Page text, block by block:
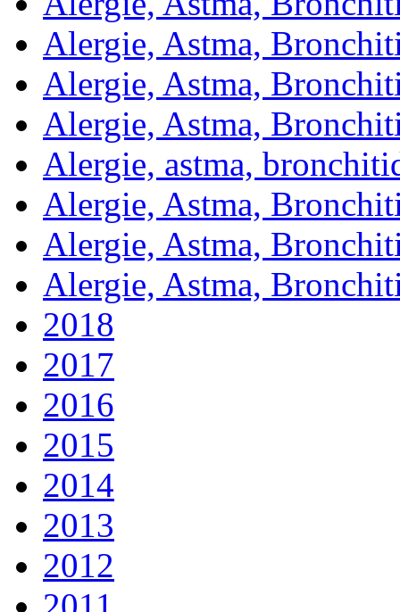
Alergie, Astma,
Alergie, Astma,
Alergie, Astma,
Alergie, astma,
Alergie, Astma,
Alergie, Astma,
Alergie, Astma,
2018
2017
2016
2015
2014
2013
2012